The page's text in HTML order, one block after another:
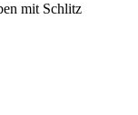
mit Schlitz